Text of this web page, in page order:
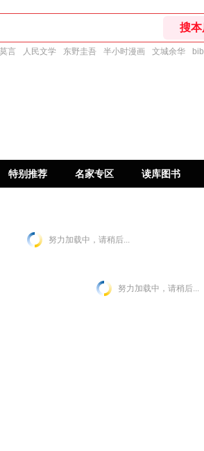
莫言 人民文学 东野圭吾 半小时漫画 文城余华
特别推荐 名家专区 读库图书
努力加载中，请稍后...
努力加载中，请稍后...